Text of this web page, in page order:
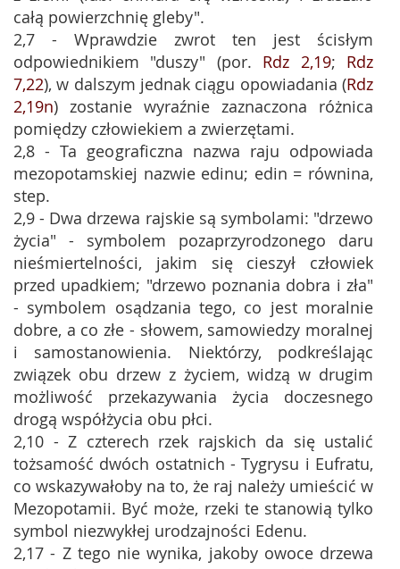
całą powierzchnię gleby".
2,7 - Wprawdzie zwrot ten jest ścisłym
odpowiednikiem "duszy" (por. Rdz 2,19; Rdz
7,22), w dalszym jednak ciągu opowiadania (Rdz
2,19n) zostanie wyraźnie zaznaczona różnica
pomiędzy człowiekiem a zwierzętami.
2,8 - Ta geograficzna nazwa raju odpowiada
mezopotamskiej nazwie edinu; edin = równina,
step.
2,9 - Dwa drzewa rajskie są symbolami: "drzewo
życia" - symbolem pozaprzyrodzonego daru
nieśmiertelności, jakim się cieszył człowiek
przed upadkiem; "drzewo poznania dobra i zła"
- symbolem osądzania tego, co jest moralnie
dobre, a co złe - słowem, samowiedzy moralnej
i samostanowienia. Niektórzy, podkreślając
związek obu drzew z życiem, widzą w drugim
możliwość przekazywania życia doczesnego
drogą współżycia obu płci.
2,10 - Z czterech rzek rajskich da się ustalić
tożsamość dwóch ostatnich - Tygrysu i Eufratu,
co wskazywałoby na to, że raj należy umieścić w
Mezopotamii. Być może, rzeki te stanowią tylko
symbol niezwykłej urodzajności Edenu.
2,17 - Z tego nie wynika, jakoby owoce drzewa